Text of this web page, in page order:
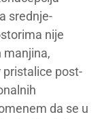
srednje-
nije
manjina,
pristalice post-
da se u